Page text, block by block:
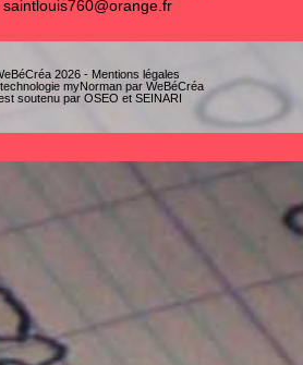
saintlouis760@orange.fr
2026 - Mentions légales
myNormanpar WeBéCréa
soutenu par OSEO et SEINARI